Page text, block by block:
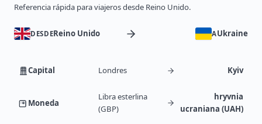
Referencia rápida para viajeros desde Reino Unido.
DESDEReino Unido AUkraine
Capital Londres Kyiv
Moneda
Libra esterlina
(GBP)
hryvnia
ucraniana (UAH)